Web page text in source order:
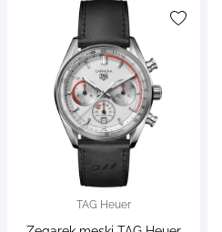
TAG Heuer